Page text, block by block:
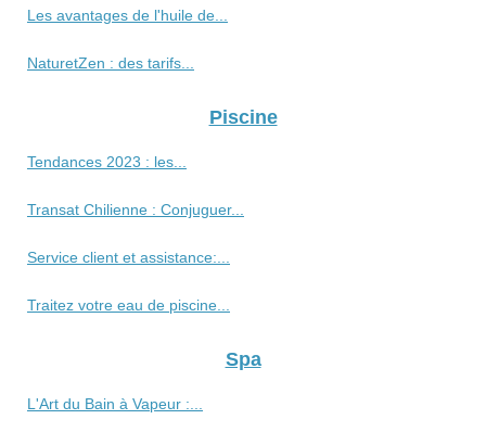
Les avantages de l'huile de...
NaturetZen : des tarifs...
Piscine
Tendances 2023 : les...
Transat Chilienne : Conjuguer...
Service client et assistance:...
Traitez votre eau de piscine...
Spa
L'Art du Bain à Vapeur :...